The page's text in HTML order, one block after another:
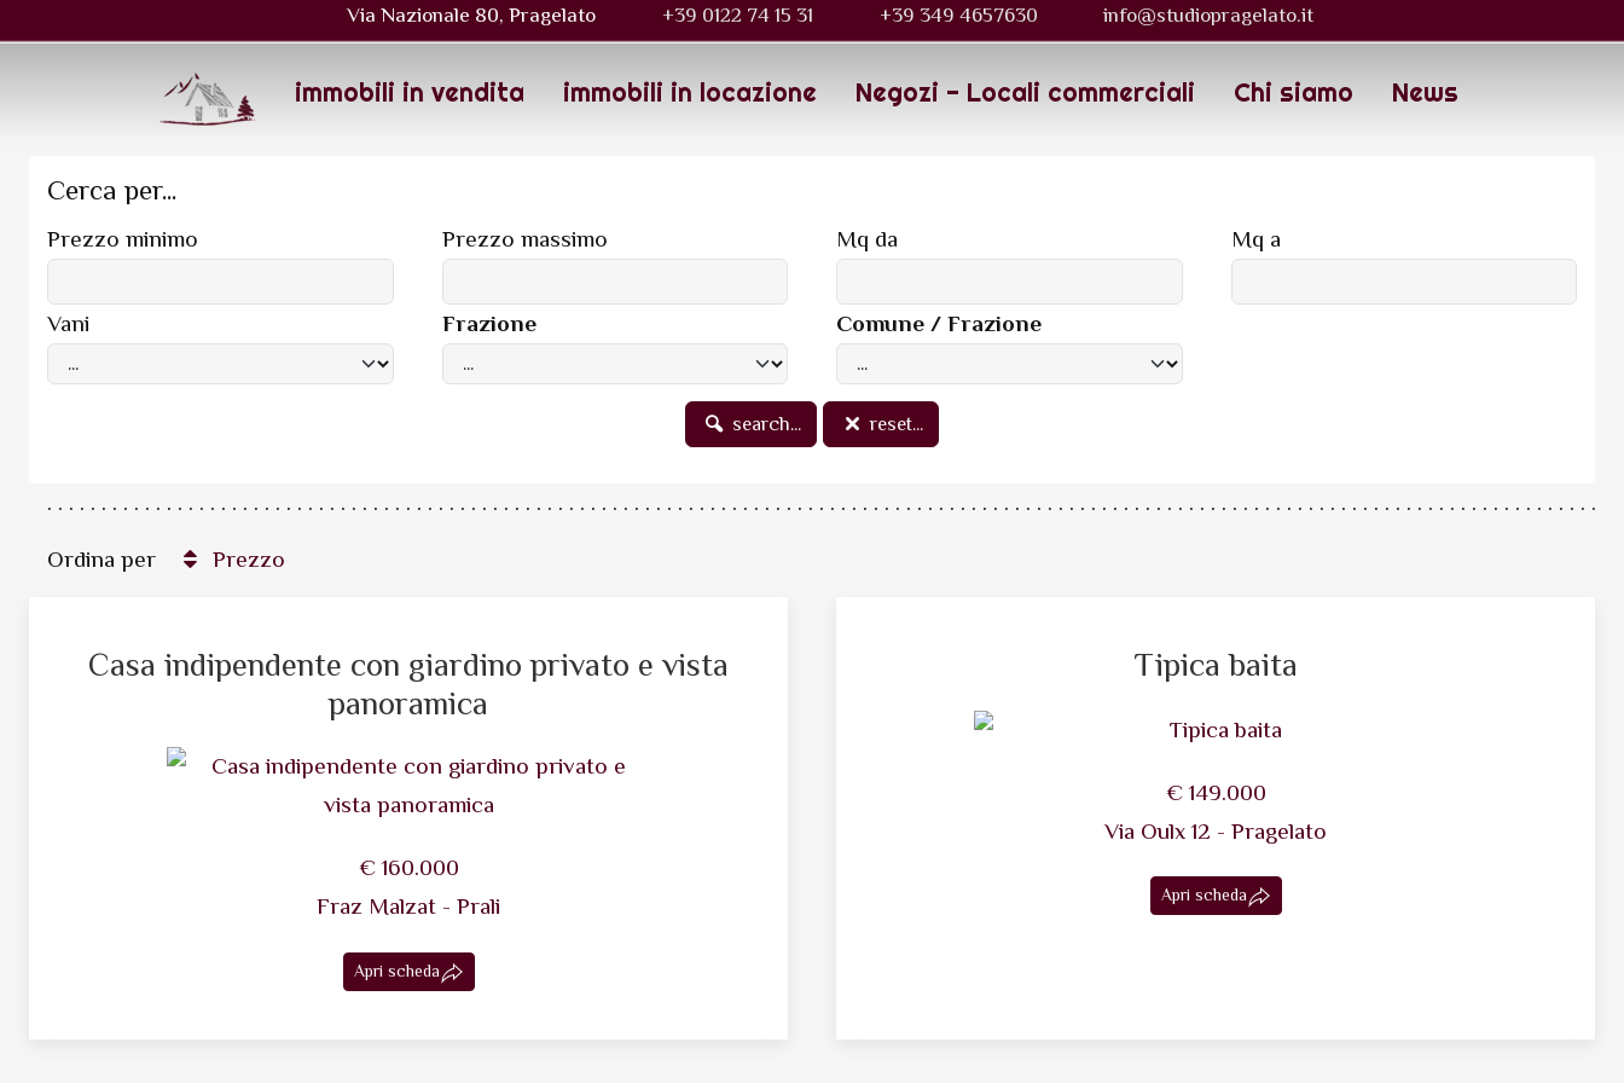
Via Nazionale 80, Pragelato +39 0122 74 15 31 +39 349 4657630 info@studiopragelato.it
immobili in vendita immobili in locazione Negozi - Locali commerciali Chi siamo News
Cerca per...
Prezzo minimo Prezzo massimo Mq da Mq a
Vani Frazione Comune / Frazione
search... reset...
Ordina per Prezzo
Casa indipendente con giardino privato e vista
panoramica
€ 160.000
Fraz Malzat - Prali
Apri scheda
Tipica baita
€ 149.000
Via Oulx 12 - Pragelato
Apri scheda